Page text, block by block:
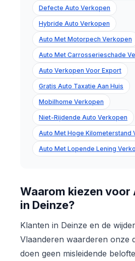
Defecte Auto Verkopen
Hybride Auto Verkopen
Auto Met Motorpech Verkopen
Auto Met Carrosserieschade
Auto Verkopen Voor Export
Gratis Auto Taxatie Aan Huis
Mobilhome Verkopen
Niet-Rijdende Auto Verkopen
Auto Met Hoge Kilometerstand
Auto Met Lopende Lening
Waarom kiezen voor
in Deinze?
Klanten in Deinze en de
Vlaanderen waarderen onze
doen geen misleidende